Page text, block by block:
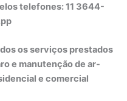
telefones: 11 3644-
os serviços prestados
e manutenção de ar-
e comercial